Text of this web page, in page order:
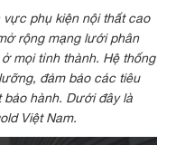
phụ kiện nội thất cao
rộng mạng lưới phân
mọi tỉnh thành. Hệ thống
đảm bảo các tiêu
bảo hành. Dưới đây là
Việt Nam.